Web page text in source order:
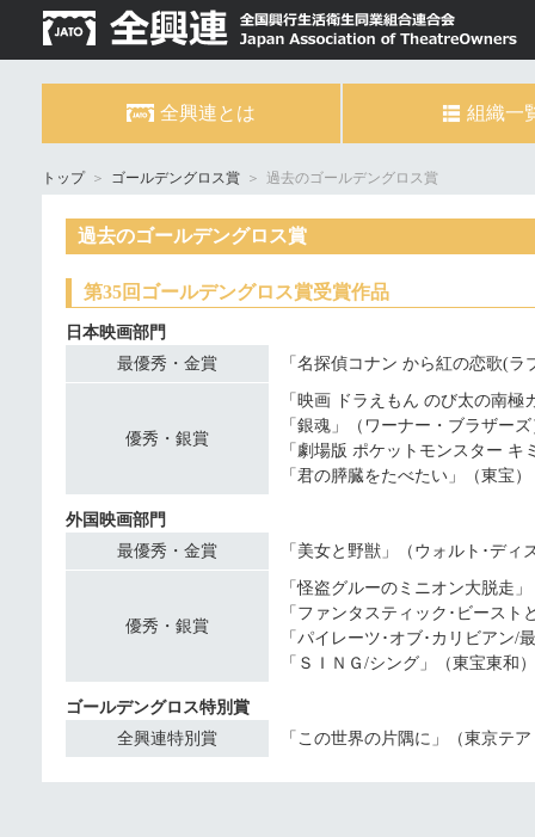
全興連とは 組織一
トップ ＞ ゴールデングロス賞 ＞ 過去のゴールデングロス賞
過去のゴールデングロス賞
第35回ゴールデングロス賞受賞作品
日本映画部門
最優秀・金賞
「名探偵コナン から紅の恋歌(
優秀・銀賞
「映画 ドラえもん のび太の南
「銀魂」（ワーナー・ブラザーズ
「劇場版 ポケットモンスター キ
「君の膵臓をたべたい」（東宝）
外国映画部門
最優秀・金賞
「美女と野獣」（ウォルト･ディ
優秀・銀賞
「怪盗グルーのミニオン大脱走
「ファンタスティック･ビース
「パイレーツ･オブ･カリビアン/
「ＳＩＮＧ/シング」（東宝東和）
ゴールデングロス特別賞
全興連特別賞
「この世界の片隅に」（東京テ